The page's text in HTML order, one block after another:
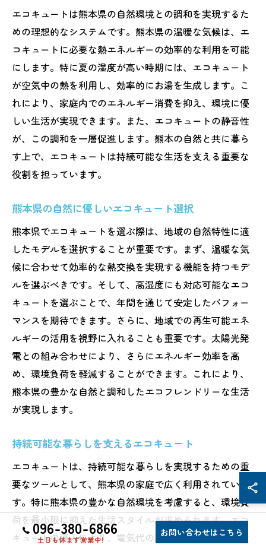
エコキュートは熊本県の自然環境との調和を実現するた
めの理想的なシステムです。熊本県の温暖な気候は、エ
コキュートに必要な熱エネルギーの効率的な利用を可能
にします。特に夏の湿度が高い時期には、エコキュート
が空気中の熱を利用し、効率的にお湯を生成します。こ
れにより、家庭内でのエネルギー消費を抑え、環境に優
しい生活が実現できます。また、エコキュートの静音性
が、この調和を一層促進します。熊本の自然と共に暮ら
す上で、エコキュートは持続可能な生活を支える重要な
役割を担っています。
熊本県の自然に優しいエコキュート選択
熊本県でエコキュートを選ぶ際は、地域の自然特性に適
したモデルを選択することが重要です。まず、温暖な気
候に合わせて効率的な熱交換を実現する機能を持つモデ
ルを選ぶべきです。そして、高湿度にも対応可能なエコ
キュートを選ぶことで、年間を通じて安定したパフォー
マンスを期待できます。さらに、地域での再生可能エネ
ルギーの活用を視野に入れることも重要です。太陽光発
電との組み合わせにより、さらにエネルギー効率を高
め、環境負荷を軽減することができます。これにより、
熊本県の豊かな自然と調和したエコフレンドリーな生活
が実現します。
持続可能な暮らしを支えるエコキュート
エコキュートは、持続可能な暮らしを実現するための重
要なツールとして、熊本県の家庭で広く利用されていま
す。特に熊本県の豊かな自然環境を考慮すると、環境負
荷を最小限に抑えた生活スタイルが求められます。エコ
キュートの導入により、電気代の削減だけでなく、二酸
096-380-6866
土日も休まず営業中!
お問い合わせはこちら